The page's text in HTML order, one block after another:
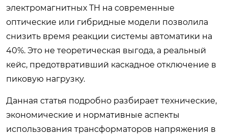
электромагнитных ТН на современные
оптические или гибридные модели позволила
снизить время реакции системы автоматики на
40%. Это не теоретическая выгода, а реальный
кейс, предотвративший каскадное отключение в
пиковую нагрузку.
Данная статья подробно разбирает технические,
экономические и нормативные аспекты
использования трансформаторов напряжения в